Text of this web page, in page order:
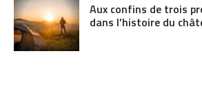
Aux confins de trois
dans l’histoire du